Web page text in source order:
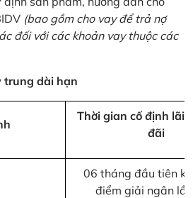
(bao gồm cho vay để trả nợ
đối với các khoản vay thuộc các
trung dài hạn
Thời gian cố định lãi
đãi
06 tháng đầu tiên
điểm giải ngân